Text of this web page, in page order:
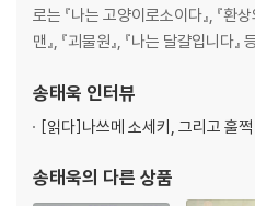
로는 『나는 고양이로소이다』, 『환상
맨』, 『괴물원』, 『나는 달걀입니다』
송태욱 인터뷰
[읽다]나쓰메 소세키, 그리고 훌
송태욱의 다른 상품